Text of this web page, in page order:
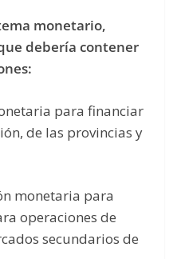
monetario,
debería contener
para financiar
de las provincias y
monetaria para
operaciones de
secundarios de